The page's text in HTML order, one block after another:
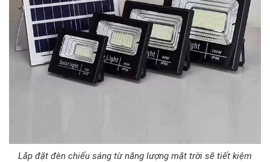
Lắp đặt đèn chiếu sáng từ năng lượng mặt trời sẽ tiết kiệm